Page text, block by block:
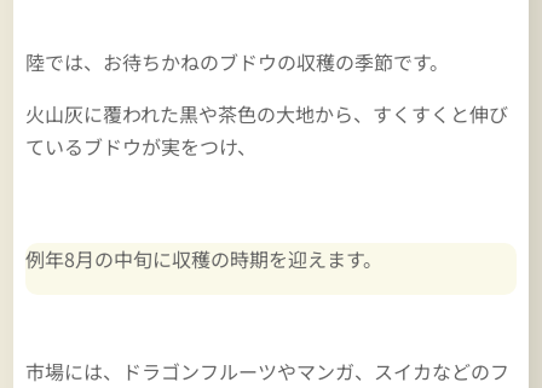
陸では、お待ちかねのブドウの収穫の季節です。
火山灰に覆われた黒や茶色の大地から、すくすくと伸び
ているブドウが実をつけ、
例年8月の中旬に収穫の時期を迎えます。
市場には、ドラゴンフルーツやマンガ、スイカなどのフ